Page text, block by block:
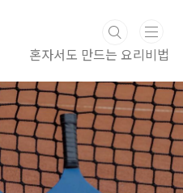
혼자서도 만드는 요리비법